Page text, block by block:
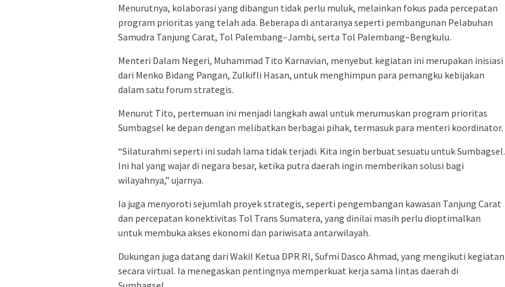
Menurutnya, kolaborasi yang dibangun tidak perlu muluk, melainkan fokus pada percepatan
program prioritas yang telah ada. Beberapa di antaranya seperti pembangunan Pelabuhan
Samudra Tanjung Carat, Tol Palembang–Jambi, serta Tol Palembang–Bengkulu.
Menteri Dalam Negeri, Muhammad Tito Karnavian, menyebut kegiatan ini merupakan inisiasi
dari Menko Bidang Pangan, Zulkifli Hasan, untuk menghimpun para pemangku kebijakan
dalam satu forum strategis.
Menurut Tito, pertemuan ini menjadi langkah awal untuk merumuskan program prioritas
Sumbagsel ke depan dengan melibatkan berbagai pihak, termasuk para menteri koordinator.
“Silaturahmi seperti ini sudah lama tidak terjadi. Kita ingin berbuat sesuatu untuk Sumbagsel.
Ini hal yang wajar di negara besar, ketika putra daerah ingin memberikan solusi bagi
wilayahnya,” ujarnya.
Ia juga menyoroti sejumlah proyek strategis, seperti pengembangan kawasan Tanjung Carat
dan percepatan konektivitas Tol Trans Sumatera, yang dinilai masih perlu dioptimalkan
untuk membuka akses ekonomi dan pariwisata antarwilayah.
Dukungan juga datang dari Wakil Ketua DPR RI, Sufmi Dasco Ahmad, yang mengikuti kegiatan
secara virtual. Ia menegaskan pentingnya memperkuat kerja sama lintas daerah di